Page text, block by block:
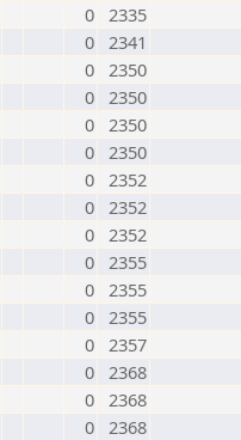
0 2335
0 2341
0 2350
0 2350
0 2350
0 2350
0 2352
0 2352
0 2352
0 2355
0 2355
0 2355
0 2357
0 2368
0 2368
0 2368